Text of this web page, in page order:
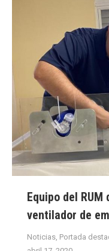
Equipo del
ventilador de
Noticias, Portada